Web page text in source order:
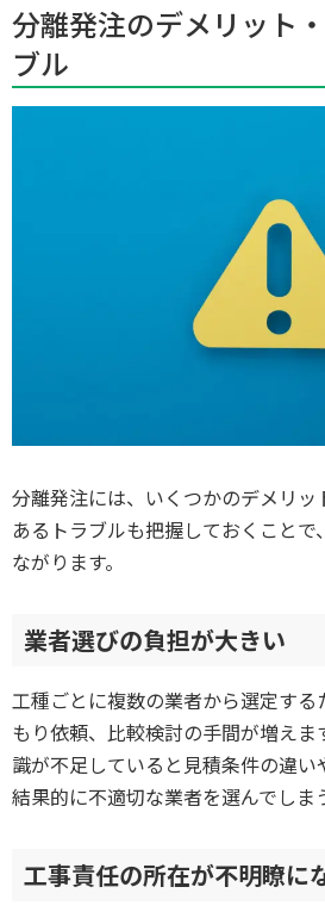
分離発注のデメリット
ブル
分離発注には、いくつかのデメリッ
あるトラブルも把握しておくことで
ながります。
業者選びの負担が大きい
工種ごとに複数の業者から選定す
もり依頼、比較検討の手間が増えま
識が不足していると見積条件の違い
結果的に不適切な業者を選んでしま
工事責任の所在が不明瞭に